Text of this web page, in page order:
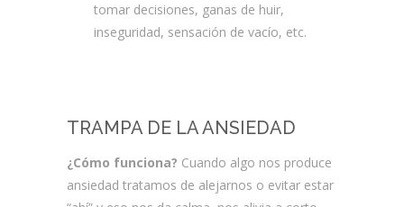
tomar decisiones, ganas de huir,
inseguridad, sensación de vacío, etc.
TRAMPA DE LA ANSIEDAD
¿Cómo funciona? Cuando algo nos produce
ansiedad tratamos de alejarnos o evitar estar